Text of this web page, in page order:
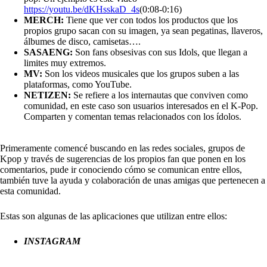
https://youtu.be/dKHsskaD_4s(0:08-0:16)
MERCH: Tiene que ver con todos los productos que los
propios grupo sacan con su imagen, ya sean pegatinas, llaveros,
álbumes de disco, camisetas….
SASAENG: Son fans obsesivas con sus Idols, que llegan a
limites muy extremos.
MV: Son los videos musicales que los grupos suben a las
plataformas, como YouTube.
NETIZEN: Se refiere a los internautas que conviven como
comunidad, en este caso son usuarios interesados ​​en el K-Pop.
Comparten y comentan temas relacionados con los ídolos.
Primeramente comencé buscando en las redes sociales, grupos de
Kpop y través de sugerencias de los propios fan que ponen en los
comentarios, pude ir conociendo cómo se comunican entre ellos,
también tuve la ayuda y colaboración de unas amigas que pertenecen a
esta comunidad.
Estas son algunas de las aplicaciones que utilizan entre ellos:
INSTAGRAM